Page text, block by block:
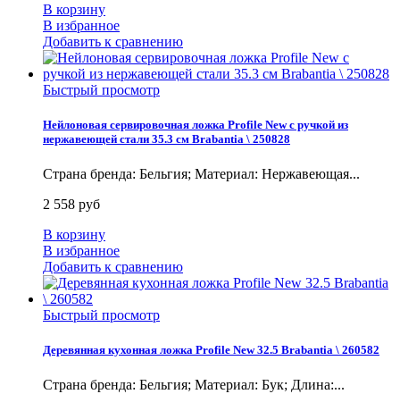
В корзину
В избранное
Добавить к сравнению
Быстрый просмотр
Нейлоновая сервировочная ложка Profile New с ручкой из
нержавеющей стали 35.3 см Brabantia \ 250828
Страна бренда: Бельгия; Материал: Нержавеющая...
2 558 руб
В корзину
В избранное
Добавить к сравнению
Быстрый просмотр
Деревянная кухонная ложка Profile New 32.5 Brabantia \ 260582
Страна бренда: Бельгия; Материал: Бук; Длина:...